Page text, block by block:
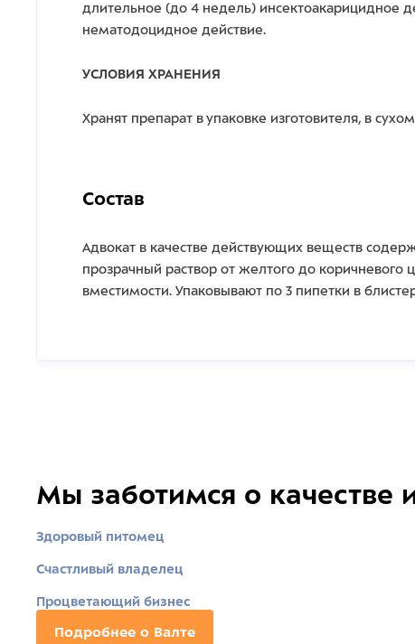
длительное (до 4 недель) инсектоакарицидное
нематодоцидное действие.
УСЛОВИЯ ХРАНЕНИЯ
Хранят препарат в упаковке изготовителя, в
Состав
Адвокат в качестве действующих веществ
прозрачный раствор от желтого до
вместимости. Упаковывают по 3 пипетки в
Мы заботимся о качестве
Здоровый питомец
Счастливый владелец
Процветающий бизнес
Подробнее о Валте